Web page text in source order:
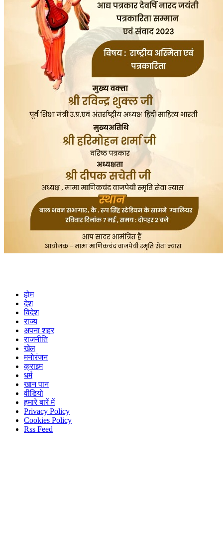
होम
देश
विदेश
राज्य
अपना शहर
राजनीति
खेल
मनोरंजन
क्राइम
धर्म
खान पान
वीडियो
हमारे बारें में
Privacy Policy
Cookies Policy
Rss Feed